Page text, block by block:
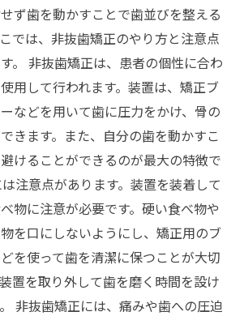
ず歯を動かすことで歯並びを整える
では、非抜歯矯正のやり方と注意点
。 非抜歯矯正は、患者の個性に合わ
用して行われます。装置は、矯正ブ
などを用いて歯に圧力をかけ、骨の
きます。また、自分の歯を動かすこ
けることができるのが最大の特徴で
注意点があります。装置を装着して
物に注意が必要です。硬い食べ物や
を口にしないようにし、矯正用のブ
を使って歯を清潔に保つことが大切
置を取り外して歯を磨く時間を設け
非抜歯矯正には、痛みや歯への圧迫